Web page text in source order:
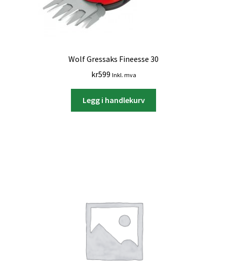
Wolf Gressaks Fineesse 30
kr599 Inkl. mva
Legg i handlekurv